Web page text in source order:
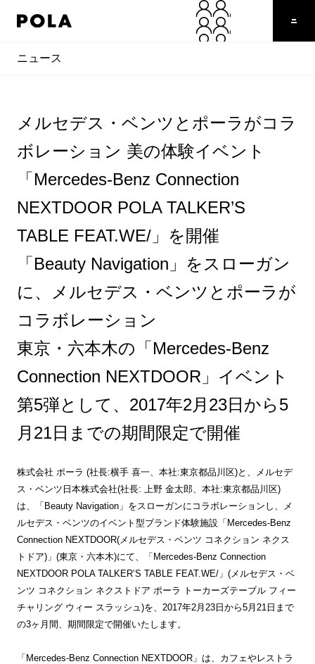
ニュース
メルセデス・ベンツとポーラがコラ
ボレーション 美の体験イベント
「Mercedes-Benz Connection
NEXTDOOR POLA TALKER’S
TABLE FEAT.WE/」を開催
「Beauty Navigation」をスローガン
に、メルセデス・ベンツとポーラが
コラボレーション
東京・六本木の「Mercedes-Benz
Connection NEXTDOOR」イベント
第5弾として、2017年2月23日から5
月21日までの期間限定で開催
株式会社 ポーラ (社長:横手 喜一、本社:東京都品川区)と、メルセデ
ス・ベンツ日本株式会社(社長: 上野 金太郎、本社:東京都品川区)
は、「Beauty Navigation」をスローガンにコラボレーションし、メ
ルセデス・ベンツのイベント型ブランド体験施設「Mercedes-Benz
Connection NEXTDOOR(メルセデス・ベンツ コネクション ネクス
トドア)」(東京・六本木)にて、「Mercedes-Benz Connection
NEXTDOOR POLA TALKER’S TABLE FEAT.WE/」(メルセデス・ベ
ンツ コネクション ネクストドア ポーラ トーカーズテーブル フィー
チャリング ウィー スラッシュ)を、2017年2月23日から5月21日まで
の3ヶ月間、期間限定で開催いたします。
「Mercedes-Benz Connection NEXTDOOR」は、カフェやレストラ